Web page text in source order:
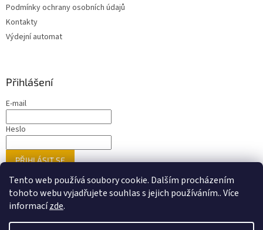
Tento web používá soubory cookie. Dalším procházením
tohoto webu vyjadřujete souhlas s jejich používáním.. Více
informacízde.
Podmínky ochrany osobních údajů
Kontakty
Výdejní automat
Přihlášení
E-mail
Heslo
PŘIHLÁSIT SE
Nová registraceZapomenuté heslo